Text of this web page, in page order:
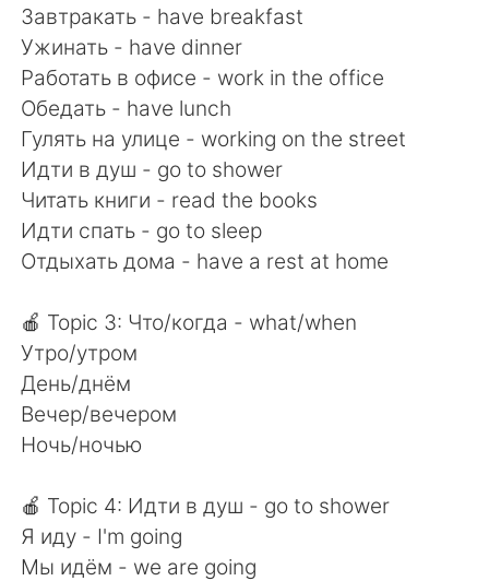
Завтракать - have breakfast
Ужинать - have dinner
Работать в офисе - work in the office
Обедать - have lunch
Гулять на улице - working on the street
Идти в душ - go to shower
Читать книги - read the books
Идти спать - go to sleep
Отдыхать дома - have a rest at home
🍎 Topic 3: Что/когда - what/when
Утро/утром
День/днём
Вечер/вечером
Ночь/ночью
🍎 Topic 4: Идти в душ - go to shower
Я иду - I'm going
Мы идём - we are going